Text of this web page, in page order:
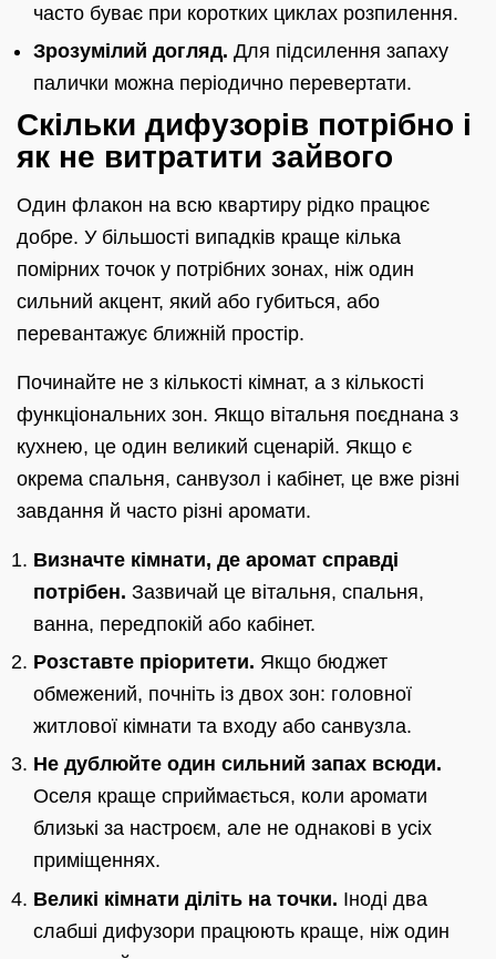
часто буває при коротких циклах розпилення.
Зрозумілий догляд. Для підсилення запаху
палички можна періодично перевертати.
Скільки дифузорів потрібно і
як не витратити зайвого
Один флакон на всю квартиру рідко працює
добре. У більшості випадків краще кілька
помірних точок у потрібних зонах, ніж один
сильний акцент, який або губиться, або
перевантажує ближній простір.
Починайте не з кількості кімнат, а з кількості
функціональних зон. Якщо вітальня поєднана з
кухнею, це один великий сценарій. Якщо є
окрема спальня, санвузол і кабінет, це вже різні
завдання й часто різні аромати.
Визначте кімнати, де аромат справді
потрібен. Зазвичай це вітальня, спальня,
ванна, передпокій або кабінет.
Розставте пріоритети. Якщо бюджет
обмежений, почніть із двох зон: головної
житлової кімнати та входу або санвузла.
Не дублюйте один сильний запах всюди.
Оселя краще сприймається, коли аромати
близькі за настроєм, але не однакові в усіх
приміщеннях.
Великі кімнати діліть на точки. Іноді два
слабші дифузори працюють краще, ніж один